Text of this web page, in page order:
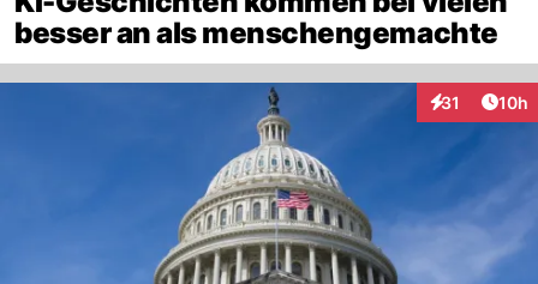
besser an als menschengemachte
31
Interaktionen
10h